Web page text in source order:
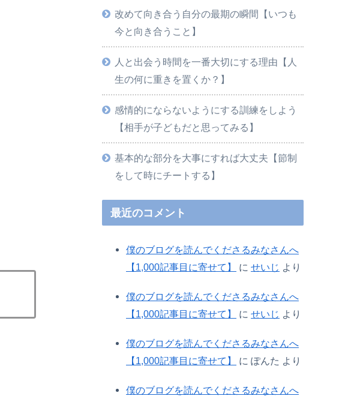
改めて向き合う自分の最期の瞬間【いつも
今と向き合うこと】
人と出会う時間を一番大切にする理由【人
生の何に重きを置くか？】
感情的にならないようにする訓練をしよう
【相手が子どもだと思ってみる】
基本的な部分を大事にすれば大丈夫【節制
をして時にチートする】
最近のコメント
僕のブログを読んでくださるみなさんへ
【1,000記事目に寄せて】
に せいじ より
僕のブログを読んでくださるみなさんへ
【1,000記事目に寄せて】
に せいじ より
僕のブログを読んでくださるみなさんへ
【1,000記事目に寄せて】
に ぽんた より
僕のブログを読んでくださるみなさんへ